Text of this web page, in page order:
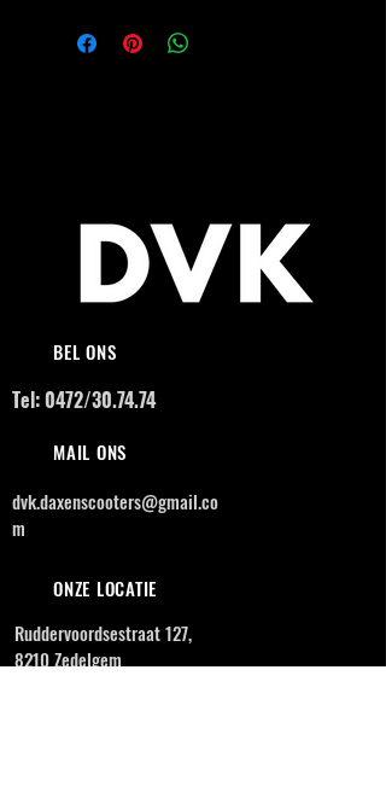
BEL ONS
Tel: 0472/30.74.74
MAIL ONS
dvk.daxenscooters@gmail.co
m
ONZE LOCATIE
Ruddervoordsestraat 127,
8210 Zedelgem